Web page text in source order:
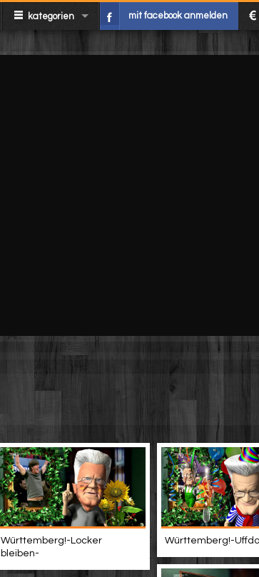
kategorien mit facebook anmelden
Württemberg!-Locker
bleiben-
Württemberg!-